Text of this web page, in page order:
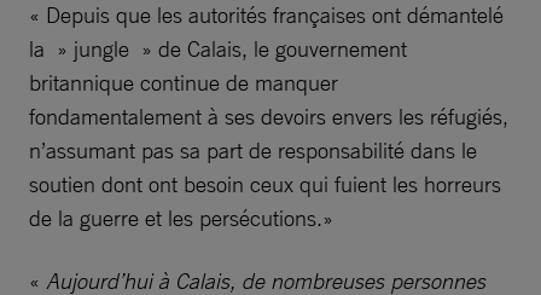
« Depuis que les autorités françaises ont démantelé
la » jungle » de Calais, le gouvernement
britannique continue de manquer
fondamentalement à ses devoirs envers les réfugiés,
n’assumant pas sa part de responsabilité dans le
soutien dont ont besoin ceux qui fuient les horreurs
de la guerre et les persécutions.»
« Aujourd’hui à Calais, de nombreuses personnes